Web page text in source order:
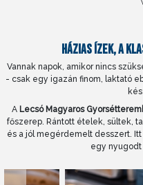
HÁZIAS ÍZEK, A
Vannak napok, amikor nincs
- csak egy igazán finom, laktató
A Lecsó Magyaros
főszerep. Rántott ételek, sültek,
és a jól megérdemelt desszert.
egy